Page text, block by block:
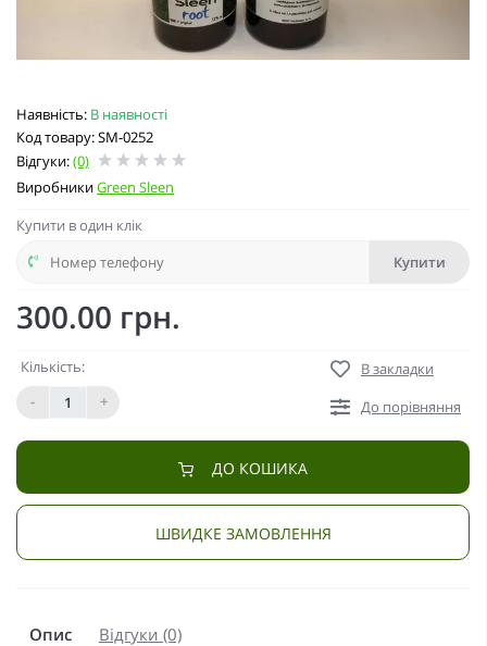
Наявність: В наявності
Код товару: SM-0252
Відгуки:(0)
ВиробникиGreen Sleen
Купити в один клік
Купити
300.00 грн.
Кількість:
-
+
В закладки
До порівняння
ДО КОШИКА
ШВИДКЕ ЗАМОВЛЕННЯ
Опис Відгуки (0)